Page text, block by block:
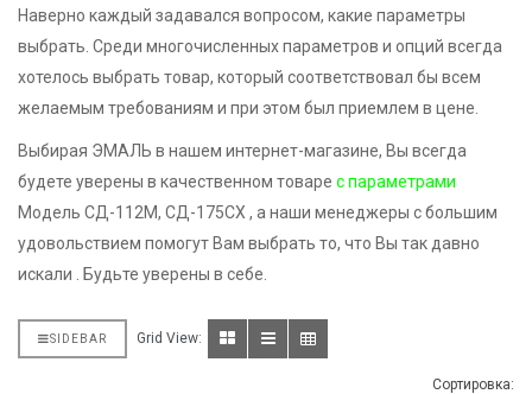
Наверно каждый задавался вопросом, какие параметры
выбрать. Среди многочисленных параметров и опций всегда
хотелось выбрать товар, который соответствовал бы всем
желаемым требованиям и при этом был приемлем в цене.
Выбирая ЭМАЛЬ в нашем интернет-магазине, Вы всегда
будете уверены в качественном товаре с параметрами
Модель СД-112М, СД-175СХ , а наши менеджеры с большим
удовольствием помогут Вам выбрать то, что Вы так давно
искали . Будьте уверены в себе.
SIDEBAR Grid View:
Сортировка: